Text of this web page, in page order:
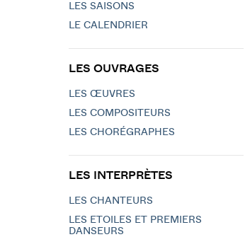
LES SAISONS
LE CALENDRIER
LES OUVRAGES
LES ŒUVRES
LES COMPOSITEURS
LES CHORÉGRAPHES
LES INTERPRÈTES
LES CHANTEURS
LES ETOILES ET PREMIERS
DANSEURS